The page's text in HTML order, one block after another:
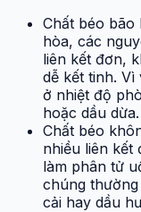
Chất béo bão
hòa, các
liên kết đơn,
dễ kết tinh.
ở nhiệt độ
hoặc dầu dừa.
Chất béo
nhiều liên kết
làm phân tử
chúng
cải hay dầu